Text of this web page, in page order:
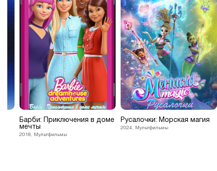
Барби: Приключения в доме
мечты
2018, Мультфильмы
Русалочки: Морская магия
2024, Мультфильмы